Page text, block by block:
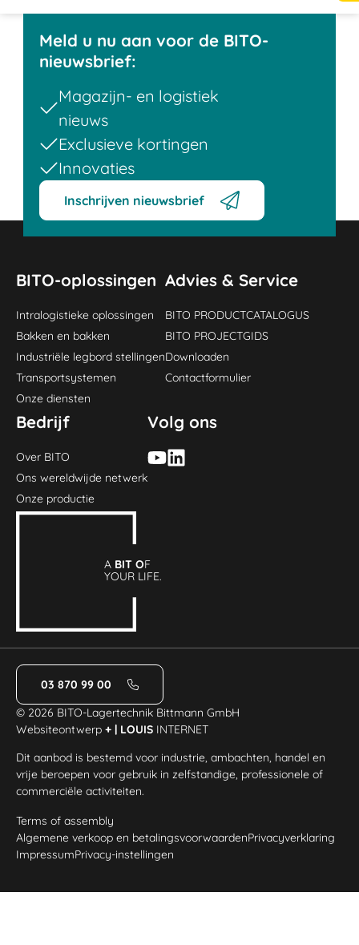
Meld u nu aan voor de BITO-
nieuwsbrief:
Magazijn- en logistiek
nieuws
Exclusieve kortingen
Innovaties
Inschrijven nieuwsbrief
BITO-oplossingen
Intralogistieke oplossingen
Bakken en bakken
Industriële legbord stellingen
Transportsystemen
Onze diensten
Advies & Service
BITO PRODUCTCATALOGUS
BITO PROJECTGIDS
Downloaden
Contactformulier
Bedrijf
Over BITO
Ons wereldwijde netwerk
Onze productie
Volg ons
A BIT OF
YOUR LIFE.
03 870 99 00
© 2026 BITO-Lagertechnik Bittmann GmbH
Websiteontwerp+ | LOUIS INTERNET
Dit aanbod is bestemd voor industrie, ambachten, handel en
vrije beroepen voor gebruik in zelfstandige, professionele of
commerciële activiteiten.
Terms of assembly
Algemene verkoop en betalingsvoorwaardenPrivacyverklaring
ImpressumPrivacy-instellingen